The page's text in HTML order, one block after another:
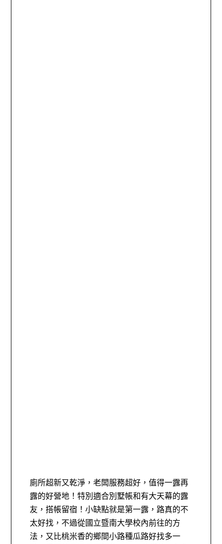
廁所超新又乾淨，老闆服務超好，值得一露再
露的好營地！特別適合別墅帳和有大天幕的露
友，搭帳留宿！小缺點就是第一露，路真的不
太好找，不過從國立暨南大學校內前往的方
法，又比桃米香的鄉間小路種瓜路好找多一